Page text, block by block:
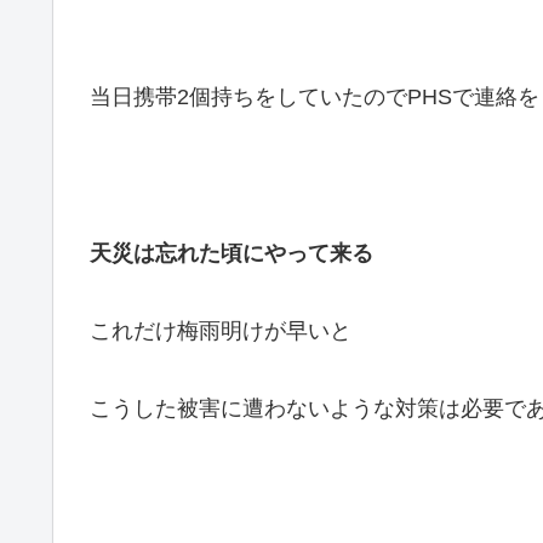
当日携帯2個持ちをしていたのでPHSで連絡
天災は忘れた頃にやって来る
これだけ梅雨明けが早いと
こうした被害に遭わないような対策は必要で